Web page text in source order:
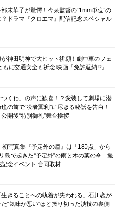
未華子が驚愕！今泉監督の“1mm単位”の
ドラマ『クロエマ』配信記念スペシャル
神田明神で大ヒット祈願！劇中車のフェ
に交通安全も祈念 映画『免許返納!?』
つくわ」の声に歓喜！？変装して劇場に潜
の前で“役者冥利”に尽きる秘話を告白！
開後“特別御礼”舞台挨拶
初写真集『予定外の瞳』は「180点」から
島で起きた“予定外”の雨と木の葉の傘…撮
念イベント 合同取材
生きることへの執着が失われる」石川恋が
“気味が悪い”ほど振り切った演技の裏側